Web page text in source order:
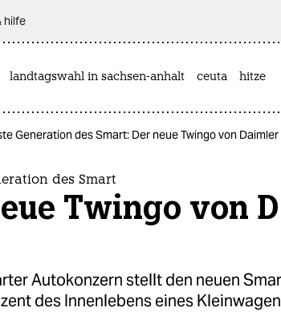
hilfe
landtagswahl in sachsen-anhalt ceuta hitze
Generation des Smart: Der neue Twingo von Daimler
des Smart
Twingo von
Autokonzern stellt den neuen
des Innenlebens eines